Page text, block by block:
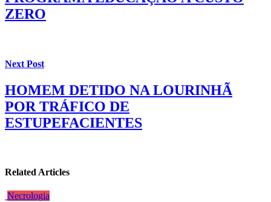
ZERO
Next Post
HOMEM DETIDO NA LOURINHÃ
POR TRÁFICO DE
ESTUPEFACIENTES
Related Articles
Necrologia